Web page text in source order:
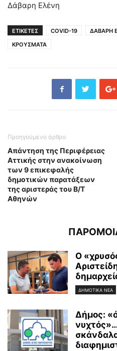
Δάβαρη Ελένη
ΕΤΙΚΕΤΕΣ COVID-19 ΔΑΒΑΡΗ
ΚΡΟΥΣΜΑΤΑ
Προηγούμενο άρθρο
Απάντηση της Περιφέρειας
Αττικής στην ανακοίνωση
των 9 επικεφαλής
δημοτικών παρατάξεων
της αριστεράς του Β/Τ
Αθηνών
Ο
ΔΗΜΟΤΙΚΑ ΝΕΑ
Δήμος:
σκάνδαλα